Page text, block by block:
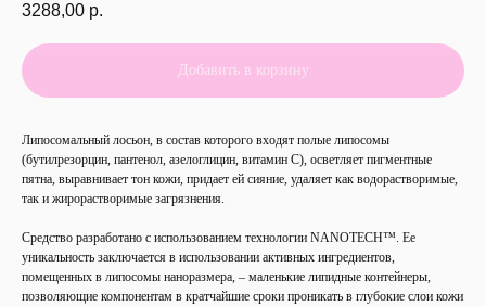
3288,00 р.
Добавить в корзину
Липосомальный лосьон, в состав которого входят полые липосомы
(бутилрезорцин, пантенол, азелоглицин, витамин С), осветляет пигментные
пятна, выравнивает тон кожи, придает ей сияние, удаляет как водорастворимые,
так и жирорастворимые загрязнения.
Средство разработано с использованием технологии NANOTECH™. Ее
уникальность заключается в использовании активных ингредиентов,
помещенных в липосомы наноразмера, – маленькие липидные контейнеры,
позволяющие компонентам в кратчайшие сроки проникать в глубокие слои кожи